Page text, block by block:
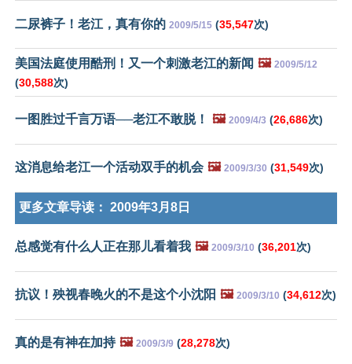
二尿裤子！老江，真有你的 2009/5/15 (35,547次)
美国法庭使用酷刑！又一个刺激老江的新闻 🖼️ 2009/5/12
(30,588次)
一图胜过千言万语──老江不敢脱！ 🖼️ 2009/4/3 (26,686次)
这消息给老江一个活动双手的机会 🖼️ 2009/3/30 (31,549次)
更多文章导读： 2009年3月8日
总感觉有什么人正在那儿看着我 🖼️ 2009/3/10 (36,201次)
抗议！殃视春晚火的不是这个小沈阳 🖼️ 2009/3/10 (34,612次)
真的是有神在加持 🖼️ 2009/3/9 (28,278次)